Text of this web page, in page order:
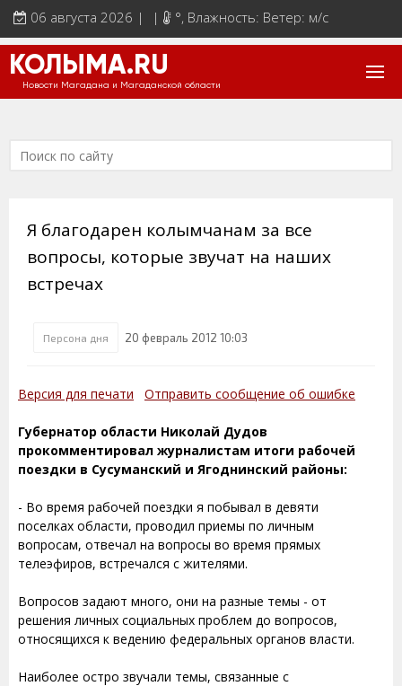
06 августа 2026 | | °, Влажность: Ветер: м/с
КОЛЫМА.RU
Новости Магадана и Магаданской области
Я благодарен колымчанам за все
вопросы, которые звучат на наших
встречах
Персона дня 20 февраль 2012 10:03
Версия для печати Отправить сообщение об ошибке
Губернатор области Николай Дудов
прокомментировал журналистам итоги рабочей
поездки в Сусуманский и Ягоднинский районы:
- Во время рабочей поездки я побывал в девяти
поселках области, проводил приемы по личным
вопросам, отвечал на вопросы во время прямых
телеэфиров, встречался с жителями.
Вопросов задают много, они на разные темы - от
решения личных социальных проблем до вопросов,
относящихся к ведению федеральных органов власти.
Наиболее остро звучали темы, связанные с